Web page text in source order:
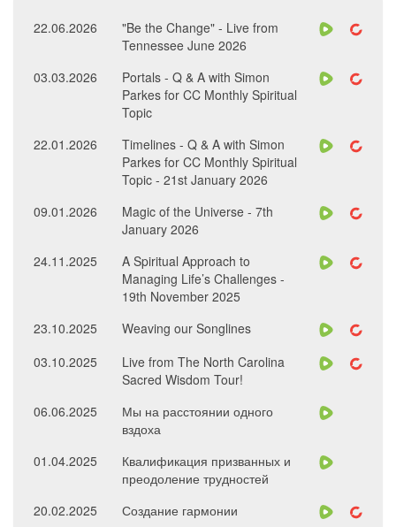
22.06.2026
"Be the Change" - Live from
Tennessee June 2026
03.03.2026
Portals - Q & A with Simon
Parkes for CC Monthly Spiritual
Topic
22.01.2026
Timelines - Q & A with Simon
Parkes for CC Monthly Spiritual
Topic - 21st January 2026
09.01.2026
Magic of the Universe - 7th
January 2026
24.11.2025
A Spiritual Approach to
Managing Life’s Challenges -
19th November 2025
23.10.2025
Weaving our Songlines
03.10.2025
Live from The North Carolina
Sacred Wisdom Tour!
06.06.2025
Мы на расстоянии одного
вздоха
01.04.2025
Квалификация призванных и
преодоление трудностей
20.02.2025
Создание гармонии